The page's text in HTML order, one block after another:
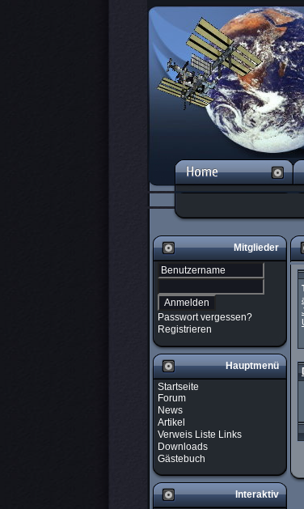
Mitglieder
Passwort vergessen?
Registrieren
Hauptmenü
Startseite
Forum
News
Artikel
Verweis Liste Links
Downloads
Gästebuch
Interaktiv